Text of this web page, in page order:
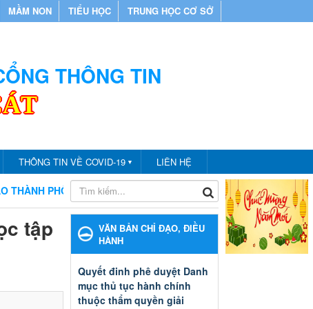
MẦM NON TIỂU HỌC TRUNG HỌC CƠ SỞ
THÔNG TIN
THÔNG TIN VỀ COVID-19 ▼ LIÊN HỆ
PHỐ BẾN CÁT CHÀO MỪNG BẠN ĐẾN VỚI CỔNG
tập
VĂN BẢN CHỈ ĐẠO, ĐIỀU
HÀNH
Quyết đinh phê duyệt Danh
mục thủ tục hành chính
thuộc thẩm quyền giải